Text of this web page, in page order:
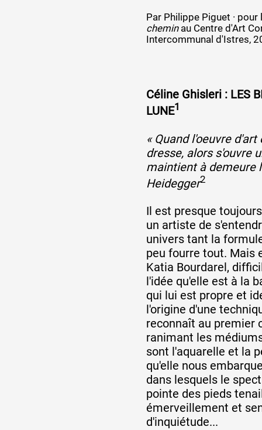
CandidaterPar Philippe Piguet ·
cheminau Centre d'Art
Intercommunal d'Istres,
Céline Ghisleri : LES
LUNE1
« Quand l'oeuvre
dresse, alors s'ouvre
maintient à demeure
Heidegger2
Il est presque
un artiste de
univers tant la
peu fourre tout. Mais
Katia Bourdarel,
l'idée qu'elle est à la
qui lui est propre et
l'origine d'une
reconnaît au premier
ranimant les
sont l'aquarelle et la
qu'elle nous
dans lesquels le
pointe des pieds
émerveillement et
d'inquiétude...